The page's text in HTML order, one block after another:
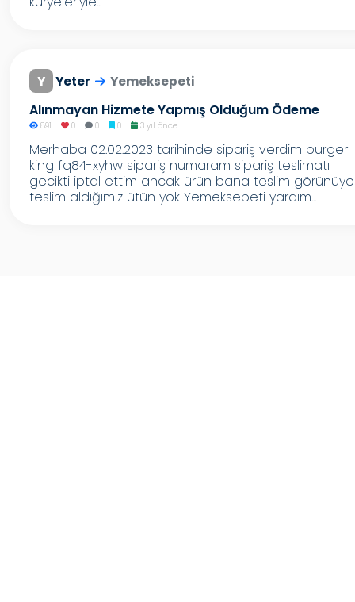
Y Yeter Yemeksepeti
Alınmayan Hizmete Yapmış Olduğum Ödeme
891 0 0 0 3 yıl önce
Merhaba 02.02.2023 tarihinde sipariş verdim burger
king fq84-xyhw sipariş numaram sipariş teslimatı
gecikti iptal ettim ancak ürün bana teslim
teslim aldığımız ütün yok Yemeksepeti yardım...